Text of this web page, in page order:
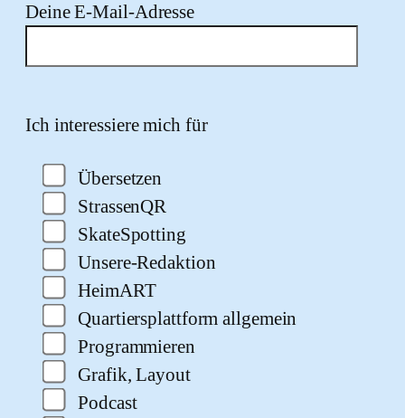
Deine E-Mail-Adresse
Ich interessiere mich für
Übersetzen
StrassenQR
SkateSpotting
Unsere-Redaktion
HeimART
Quartiersplattform allgemein
Programmieren
Grafik, Layout
Podcast